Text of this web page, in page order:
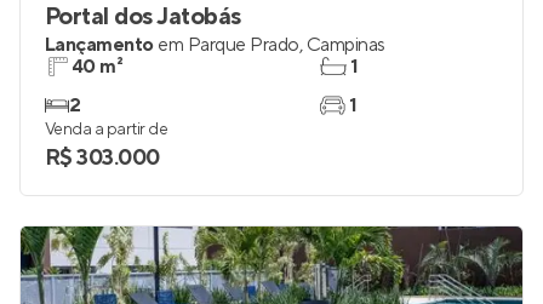
Portal dos Jatobás
Lançamento em Parque Prado, Campinas
40 m²
2
1
1
Venda a partir de
R$ 303.000